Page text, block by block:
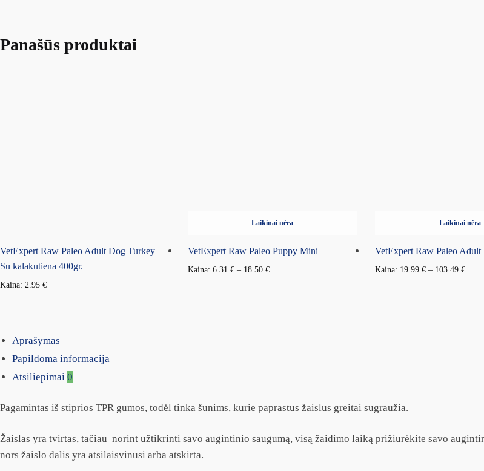
Panašūs produktai
VetExpert Raw Paleo Adult Dog Turkey –
Su kalakutiena 400gr.
Kaina: 2.95 €
Laikinai nėra
VetExpert Raw Paleo Puppy Mini
Kaina: 6.31 €– 18.50 €
Laikinai nėra
VetExpert Raw Paleo Adult
Kaina: 19.99€ – 103.49€
Aprašymas
Papildoma informacija
Atsiliepimai 0
Pagamintas iš stiprios TPR gumos, todėl tinka šunims, kurie paprastus žaislus greitai sugraužia.
Žaislas yra tvirtas, tačiau norint užtikrinti savo augintinio saugumą, visą žaidimo laiką prižiūrėkite savo
nors žaislo dalis yra atsilaisvinusi arba atskirta.